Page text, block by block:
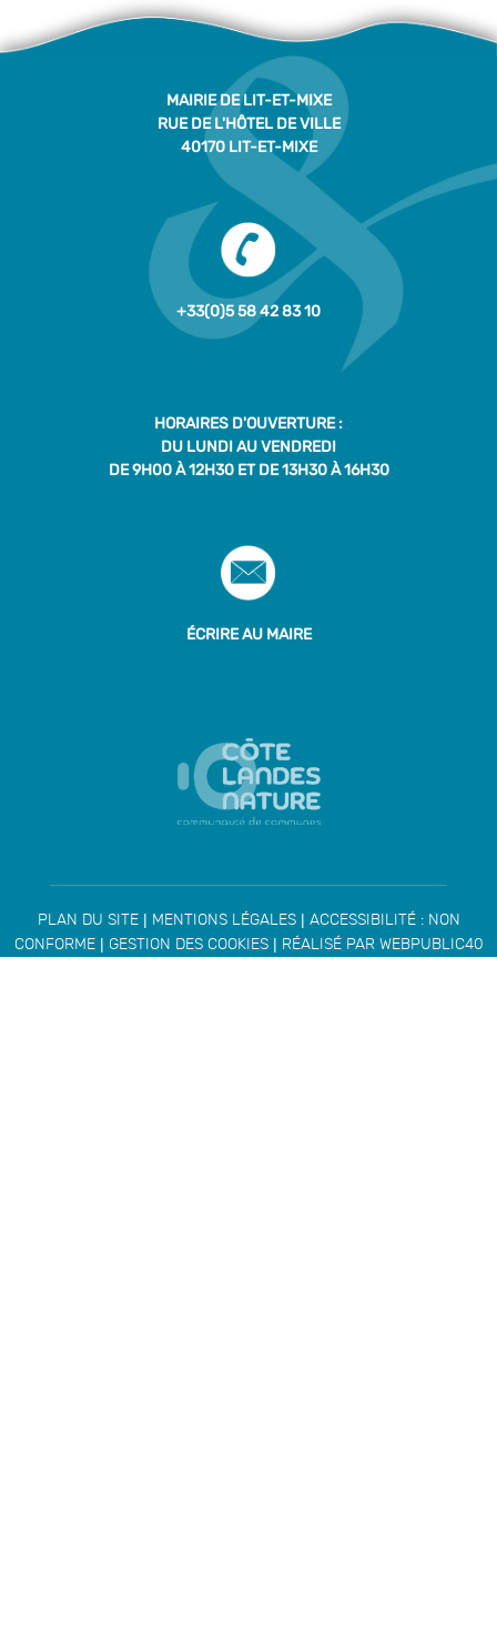
MAIRIE DE LIT-ET-MIXE
RUE DE L'HÔTEL DE VILLE
40170 LIT-ET-MIXE
+33(0)5 58 42 83 10
HORAIRES D'OUVERTURE :
DU LUNDI AU VENDREDI
DE 9H00 À 12H30 ET DE 13H30 À 16H30
ÉCRIRE AU MAIRE
PLAN DU SITE| MENTIONS LÉGALES| ACCESSIBILITÉ : NON
CONFORME| GESTION DES COOKIES| RÉALISÉ PAR WEBPUBLIC40